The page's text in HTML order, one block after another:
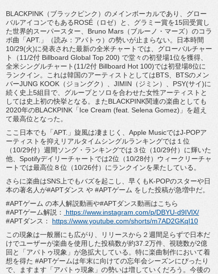
BLACKPINK（ブラックピンク）のメインボーカルであり、 グロー
バルアイコンでもあるROSÉ（ロゼ）と、 グラミー賞を15回受賞し
た世界的スーパースター、Bruno Mars（ブルーノ・マーズ）のコラ
ボ曲「APT.」（読み： アパトゥ）の勢いが止まらない。日本時間
10/29(火)に発表された最新の全米チャートでは、グローバルチャー
ト（11/2付 Billboard Global Top 200) で堂々の初登場1位を獲得、
全米シングルチャート(11/2付 Billboard Hot 100)では初登場8位に
ランクイン。
これは韓国のアーティストとしてはBTS、 BTSのメン
バーJUNG KOOK（ジョングク）、JIMIN（ジミン）、PSY(サイ)に
続く史上5組目で、 グループとソロを合わせた女性アーティストと
しては史上初の快挙となる。
またBLACKPINK関連の楽曲としても
2020年のBLACKPINK「Ice Cream (feat. Selena Gomez)」を超え
て最高位となった。
ここ日本でも「APT.」旋風は凄まじく、Apple MusicではJ-POPア
ーティストを抑えリアルタイムシングルランキングでは１ 位
（10/29付）週間ソング・ランキングでは３位（10/29付）に輝いた
他、Spotifyデイリーチャートでは2位（10/28付）ウィークリーチャ
ートでは最高位８位（10/26付）にランクインを果たしている。
さらに楽曲はSNS上でもバズを起こし、早くもK-POPのスターや日
本の著名人が#APTダンス や #APTゲーム をした投稿が急増中だ。
#APTゲーム の本人解説動画や#APTダンス動画はこちら
#APTゲーム解説：
https://www.instagram.com/p/DBYU-d9IVlX/
#APTダンス： https://www.youtube.com/shorts/m7AD2GKqI10
この現象は一般層にも広がり、
リリースから２週間足らずで日本だ
けでユーザーが楽曲を使用した投稿数が約37.2万件、視聴数が2億
回と「アパトゥ現象」 が急拡大している。特に楽曲制作において着
想を得た #APTゲームは年末に向けての忘年会シーズンにぴったり
で、
ますます「アパトゥ現象」の勢いは増していくだろう。今後の